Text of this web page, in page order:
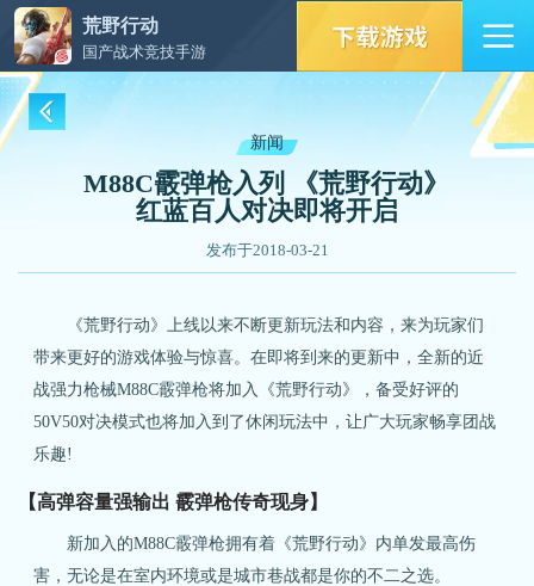
新闻
M88C霰弹枪入列 《荒野行动》
红蓝百人对决即将开启
发布于2018-03-21
《荒野行动》上线以来不断更新玩法和内容，来为玩家们
带来更好的游戏体验与惊喜。在即将到来的更新中，全新的近
战强力枪械M88C霰弹枪将加入《荒野行动》，备受好评的
50V50对决模式也将加入到了休闲玩法中，让广大玩家畅享团战
乐趣!
【高弹容量强输出 霰弹枪传奇现身】
新加入的M88C霰弹枪拥有着《荒野行动》内单发最高伤
害，无论是在室内环境或是城市巷战都是你的不二之选。
荒野行动
国产战术竞技手游